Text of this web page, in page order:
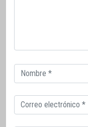
Correo
electrónico
Correo
electrónico